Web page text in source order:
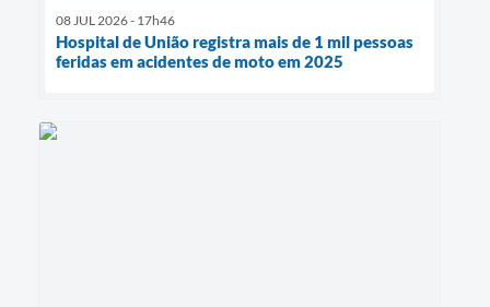
08 JUL 2026 - 17h46
Hospital de União registra mais de 1 mil pessoas
feridas em acidentes de moto em 2025